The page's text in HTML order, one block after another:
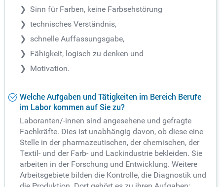
Sinn für Farben, keine Farbsehstörung
technisches Verständnis,
schnelle Auffassungsgabe,
Fähigkeit, logisch zu denken und
Motivation.
Welche Aufgaben und Tätigkeiten im Bereich Berufe
im Labor kommen auf Sie zu?
Laboranten/-innen sind angesehene und gefragte
Fachkräfte. Dies ist unabhängig davon, ob diese eine
Stelle in der pharmazeutischen, der chemischen, der
Textil- und der Farb- und Lackindustrie bekleiden. Sie
arbeiten in der Forschung und Entwicklung. Weitere
Arbeitsgebiete bilden die Kontrolle, die Diagnostik und